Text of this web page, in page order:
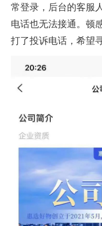
常登录，后台的客服
电话也无法接通。顿
打了投诉电话，希望